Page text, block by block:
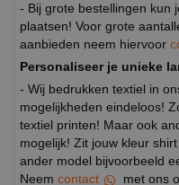
- Bij grote bestellingen kun
plaatsen! Voor grote
aanbieden neem hiervoor
Personaliseer je unieke
- Wij bedrukken textiel in
mogelijkheden eindeloos!
textiel printen! Maar ook
mogelijk! Zit jouw kleur
ander model bijvoorbeeld
Neem contact
met ons